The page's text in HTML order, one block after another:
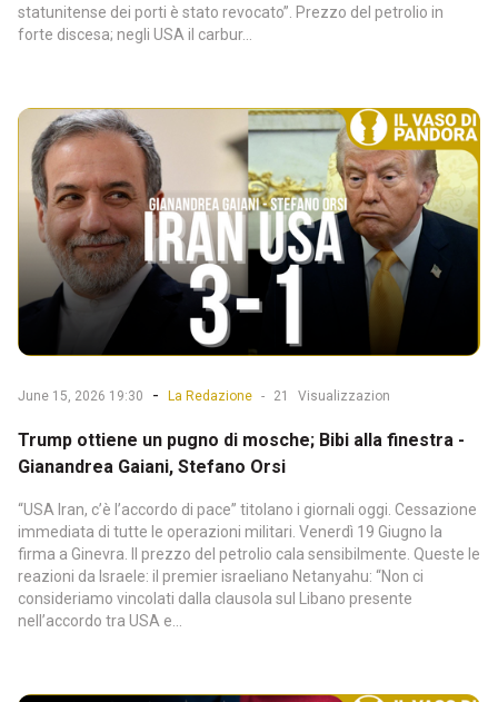
statunitense dei porti è stato revocato”. Prezzo del petrolio in
forte discesa; negli USA il carbur...
June 15, 2026 19:30 - La Redazione - 21 Visualizzazion
Trump ottiene un pugno di mosche; Bibi alla finestra -
Gianandrea Gaiani, Stefano Orsi
“USA Iran, c’è l’accordo di pace” titolano i giornali oggi. Cessazione
immediata di tutte le operazioni militari. Venerdì 19 Giugno la
firma a Ginevra. Il prezzo del petrolio cala sensibilmente. Queste le
reazioni da Israele: il premier israeliano Netanyahu: “Non ci
consideriamo vincolati dalla clausola sul Libano presente
nell’accordo tra USA e...